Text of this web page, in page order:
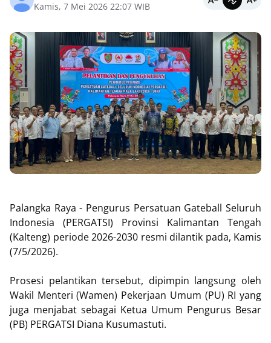
Kamis, 7 Mei 2026 22:07 WIB
Palangka Raya - Pengurus Persatuan Gateball Seluruh
Indonesia (PERGATSI) Provinsi Kalimantan Tengah
(Kalteng) periode 2026-2030 resmi dilantik pada, Kamis
(7/5/2026).
Prosesi pelantikan tersebut, dipimpin langsung oleh
Wakil Menteri (Wamen) Pekerjaan Umum (PU) RI yang
juga menjabat sebagai Ketua Umum Pengurus Besar
(PB) PERGATSI Diana Kusumastuti.